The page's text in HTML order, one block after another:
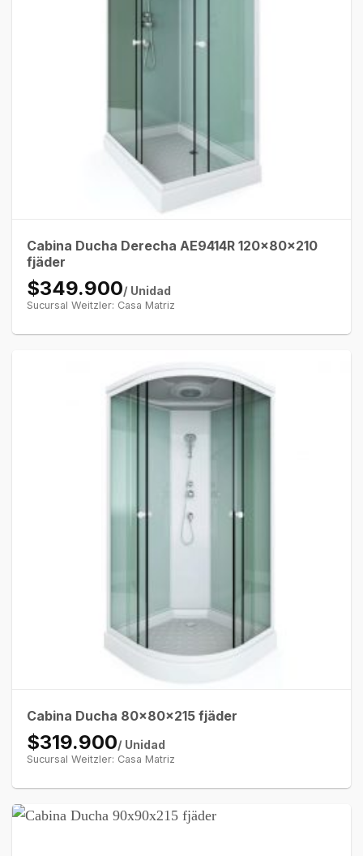
Cabina Ducha Derecha AE9414R 120x80x210
fjäder
$349.900/ Unidad
Sucursal Weitzler: Casa Matriz
Cabina Ducha 80x80x215 fjäder
$319.900/ Unidad
Sucursal Weitzler: Casa Matriz